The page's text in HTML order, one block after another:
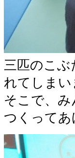
三匹のこ
れてしまい
そこで、
つくってあ